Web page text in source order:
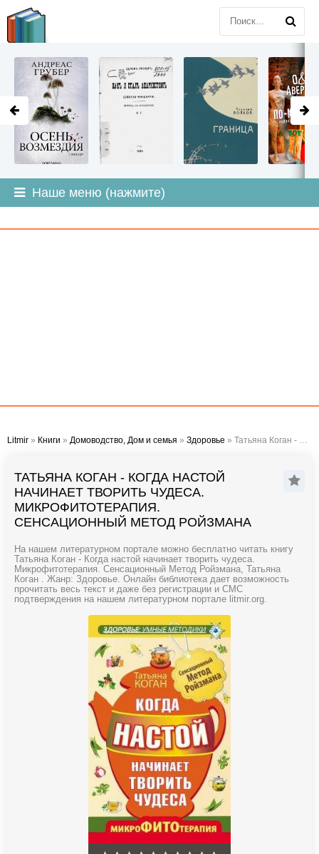
Наше меню (нажмите)
Litmir » Книги » Домоводство, Дом и семья » Здоровье » Татьяна Коган - Когда настой начинает творить чудеса. Микрофитотерапия. Сенсационный Метод Ройзмана
ТАТЬЯНА КОГАН - КОГДА НАСТОЙ
НАЧИНАЕТ ТВОРИТЬ ЧУДЕСА.
МИКРОФИТОТЕРАПИЯ.
СЕНСАЦИОННЫЙ МЕТОД РОЙЗМАНА
На нашем литературном портале можно бесплатно читать книгу
Татьяна Коган - Когда настой начинает творить чудеса.
Микрофитотерапия. Сенсационный Метод Ройзмана, Татьяна
Коган . Жанр: Здоровье. Онлайн библиотека дает возможность
прочитать весь текст и даже без регистрации и СМС
подтверждения на нашем литературном портале litmir.org.
LITMIR.ORG